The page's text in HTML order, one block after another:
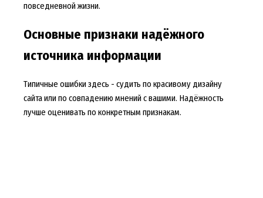
повседневной жизни.
Основные признаки надёжного
источника информации
Типичные ошибки здесь - судить по красивому дизайну
сайта или по совпадению мнений с вашими. Надёжность
лучше оценивать по конкретным признакам.